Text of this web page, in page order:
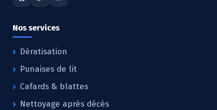
Nos services
Dératisation
Punaises de lit
Cafards & blattes
Nettoyage après décès